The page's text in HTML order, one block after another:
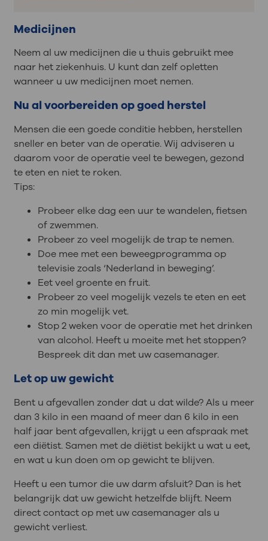
Medicijnen
Neem al uw medicijnen die u thuis gebruikt mee
naar het ziekenhuis. U kunt dan zelf opletten
wanneer u uw medicijnen moet nemen.
Nu al voorbereiden op goed herstel
Mensen die een goede conditie hebben, herstellen
sneller en beter van de operatie. Wij adviseren u
daarom voor de operatie veel te bewegen, gezond
te eten en niet te roken.
Tips:
Probeer elke dag een uur te wandelen, fietsen
of zwemmen.
Probeer zo veel mogelijk de trap te nemen.
Doe mee met een beweegprogramma op
televisie zoals ‘Nederland in beweging’.
Eet veel groente en fruit.
Probeer zo veel mogelijk vezels te eten en eet
zo min mogelijk vet.
Stop 2 weken voor de operatie met het drinken
van alcohol. Heeft u moeite met het stoppen?
Bespreek dit dan met uw casemanager.
Let op uw gewicht
Bent u afgevallen zonder dat u dat wilde? Als u meer
dan 3 kilo in een maand of meer dan 6 kilo in een
half jaar bent afgevallen, krijgt u een afspraak met
een diëtist. Samen met de diëtist bekijkt u wat u eet,
en wat u kun doen om op gewicht te blijven.
Heeft u een tumor die uw darm afsluit? Dan is het
belangrijk dat uw gewicht hetzelfde blijft. Neem
direct contact op met uw casemanager als u
gewicht verliest.